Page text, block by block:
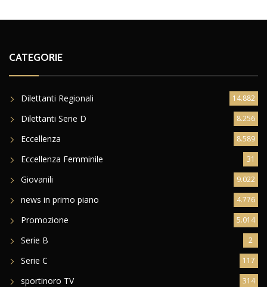
CATEGORIE
Dilettanti Regionali 14.882
Dilettanti Serie D 8.256
Eccellenza 8.589
Eccellenza Femminile 31
Giovanili 9.022
news in primo piano 4.776
Promozione 5.014
Serie B 2
Serie C 117
sportinoro TV 314